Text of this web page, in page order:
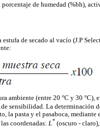
de humedad (%bh),
de secado al vacío (J.P
ambiente (entre 20 °C y 30 °C),
sensibilidad. La determinación
la pasta y el pasaboca, mediante
coordenadas: L* (oscuro - claro),